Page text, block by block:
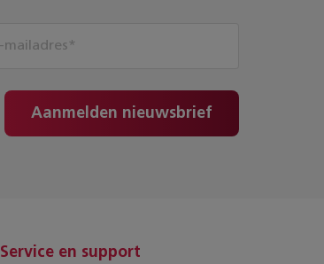
Aanmelden nieuwsbrief
Service en support